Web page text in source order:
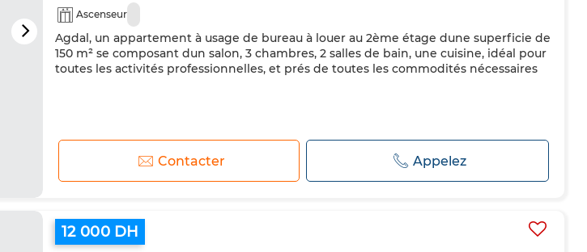
Ascenseur
Agdal, un appartement à usage de bureau à louer au 2ème étage dune superficie de
150 m² se composant dun salon, 3 chambres, 2 salles de bain, une cuisine, idéal pour
toutes les activités professionnelles, et prés de toutes les commodités nécessaires
Contacter Appelez
12 000 DH